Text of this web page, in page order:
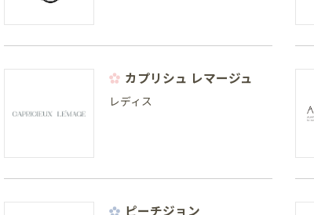
カプリシュ レマージュ
レディス
ピーチジョン